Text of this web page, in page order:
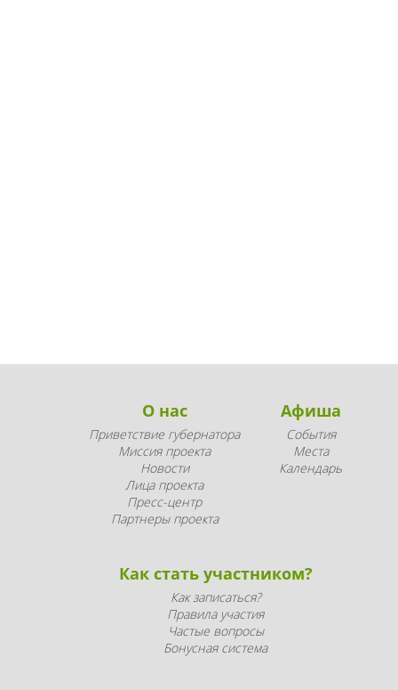
О нас
Приветствие губернатора
Миссия проекта
Новости
Лица проекта
Пресс-центр
Партнеры проекта
Афиша
События
Места
Календарь
Как стать участником?
Как записаться?
Правила участия
Частые вопросы
Бонусная система